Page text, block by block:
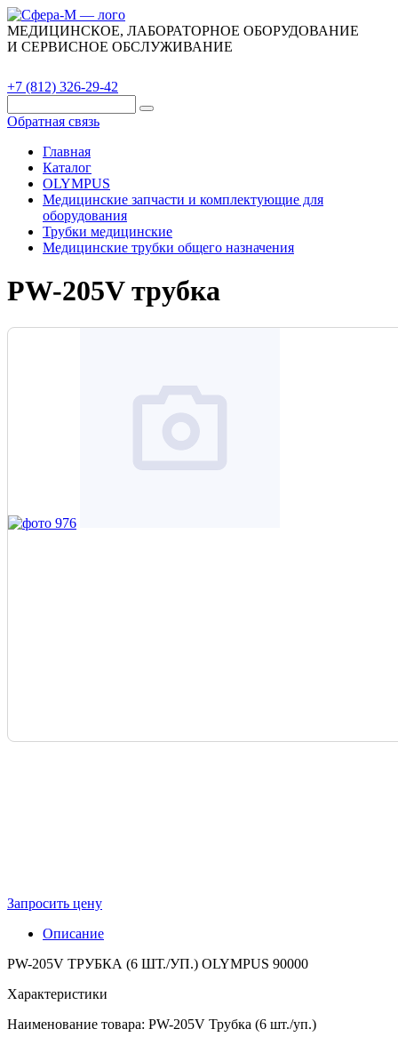
МЕДИЦИНСКОЕ, ЛАБОРАТОРНОЕ ОБОРУДОВАНИЕ
И СЕРВИСНОЕ ОБСЛУЖИВАНИЕ
+7 (812) 326-29-42
Обратная связь
Главная
Каталог
OLYMPUS
Медицинские запчасти и комплектующие для
оборудования
Трубки медицинские
Медицинские трубки общего назначения
PW-205V трубка
Запросить цену
Описание
PW-205V ТРУБКА (6 ШТ./УП.) OLYMPUS 90000
Характеристики
Наименование товара: PW-205V Трубка (6 шт./уп.)